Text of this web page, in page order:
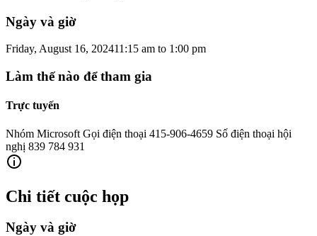
Ngày và giờ
Friday, August 16, 202411:15 am to 1:00 pm
Làm thế nào để tham gia
Trực tuyến
Nhóm Microsoft Gọi điện thoại 415-906-4659 Số điện thoại hội
nghị 839 784 931
Chi tiết cuộc họp
Ngày và giờ